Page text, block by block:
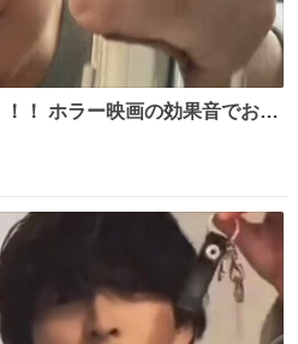
！ ホラー映画の効果音でお馴
！！！